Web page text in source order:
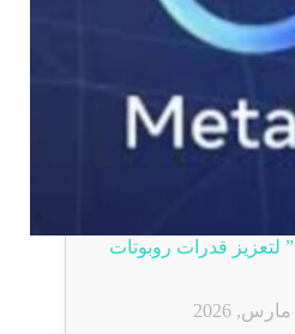
لتعزيز قدرات روبوتات